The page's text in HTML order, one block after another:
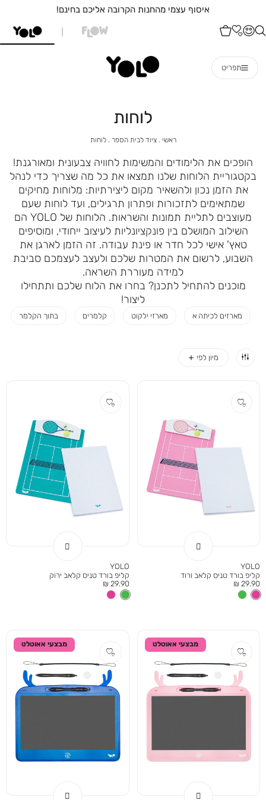
איסוף עצמי מהחנות הקרובה אליכם בחינם!
תפריט
לוחות
ראשי ראשי
ציוד לבית הספר
ציוד
לוחות
הופכים את הלימודים והמשימות לחוויה צבעונית ומאורגנת!
בקטגוריית הלוחות שלנו תמצאו את כל מה שצריך כדי לנהל
את הזמן נכון ולהשאיר מקום ליצירתיות: מלוחות מחיקים
שמתאימים לתזכורות ופתרון תרגילים, ועד לוחות שעם
מעוצבים לתליית תמונות והשראות.
הלוחות של YOLO הם
השילוב המושלם בין פונקציונליות לעיצוב ייחודי, ומוסיפים
טאץ' אישי לכל חדר או פינת עבודה. זה הזמן לארגן את
השבוע, לרשום את המטרות שלכם ולעצב לעצמכם סביבת
למידה מעוררת השראה.
מוכנים להתחיל לתכנן? בחרו את הלוח שלכם ותתחילו
ליצור!
מארזים לכיתה א מארזי ילקוט קלמרים בתוך הקלמר
YOLO
קליפ בורד טניס קלאב ורוד
מחיר
מוצר
29.90 ₪
YOLO
קליפ בורד טניס קלאב ירוק
מחיר
מוצר
29.90 ₪
מבצעי אאוטלט מבצעי אאוטלט